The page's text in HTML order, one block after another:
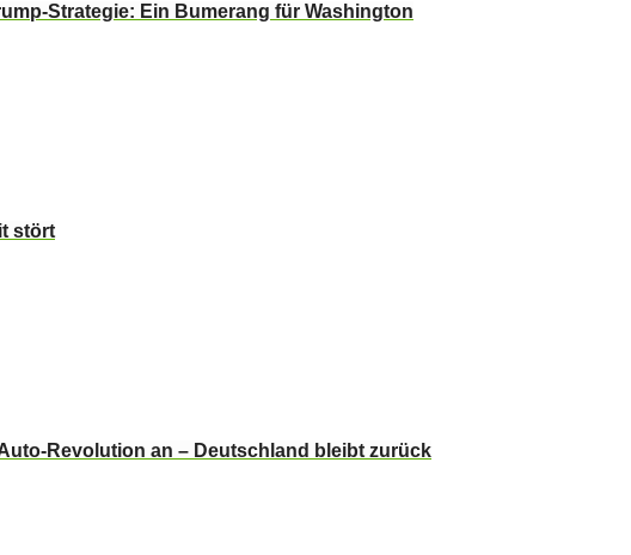
Strategie: Ein Bumerang für Washington
stört
Revolution an – Deutschland bleibt zurück